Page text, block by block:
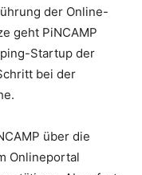
der Online-
geht PiNCAMP
Startup der
bei der
über die
Onlineportal